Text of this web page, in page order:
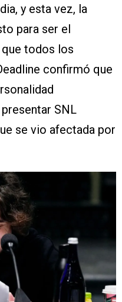
y esta vez, la
para ser el
todos los
confirmó que
SNL
se vio afectada por